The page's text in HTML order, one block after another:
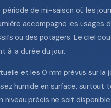
période de mi-saison où les
accompagne les
ou des potagers. Le ciel
à la durée du jour.
et les 0 mm prévus sur
humide en surface, surtout
niveau précis ne soit